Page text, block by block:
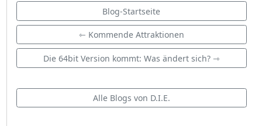
Blog-Startseite
⇽ Kommende Attraktionen
Die 64bit Version kommt: Was ändert sich? ⇾
Alle Blogs von D.I.E.